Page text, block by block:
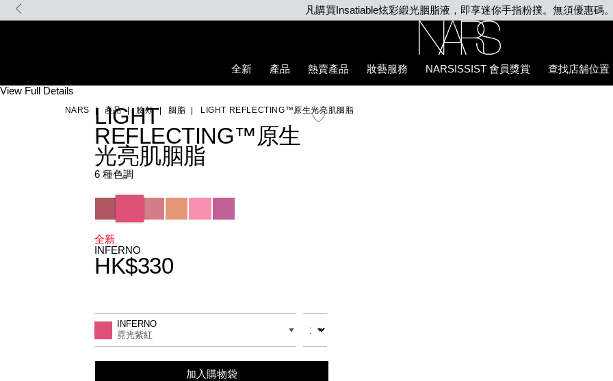
Skip
凡購買Insatiable炫彩緞光胭脂液，即享迷你手指粉撲。無須優惠碼
全新
產品 熱賣產品 妝藝服務 NARSISSIST 會員獎賞 查找店舖位置
NARS 產品 臉頰 胭脂 LIGHT REFLECTING™原生光亮肌胭脂
Details
/zh/light-
Item
194251156729_hk
View Full Details
LIGHT
REFLECTING™原生
光亮肌胭脂
6 種色調
Variations
全新
INFERNO
HK$330
to
options
Actions
INFERNO
霓光紫紅
數量
加入購物袋